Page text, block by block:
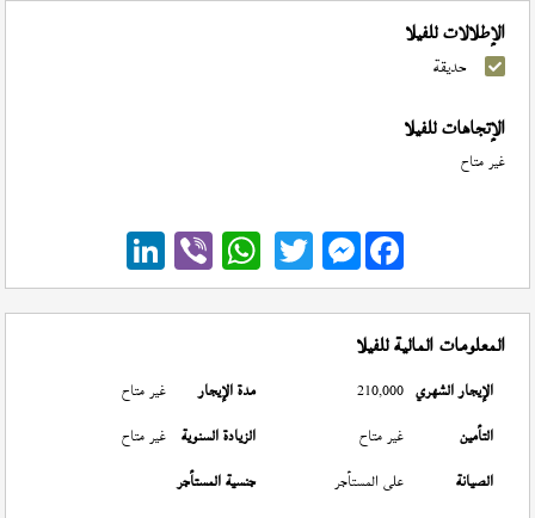
الإطلالات للفيلا
حديقة
الإتجاهات للفيلا
غير متاح
Messenger
المعلومات المالية للفيلا
الإيجار الشهري 210,000 مدة الإيجار
غير متاح
التأمين
غير متاح الزيادة السنوية غير متاح
الصيانة
على المستأجر جنسية المستأجر